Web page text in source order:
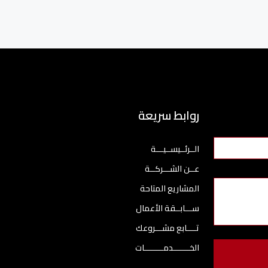
روابط سريعة
الــرئــيســيـــة
عــن الشـــركــة
المشاريع المتاحة
ســـابــقة الأعمال
تــــابع مشـــروعك
الخـــــــدمــــــــات